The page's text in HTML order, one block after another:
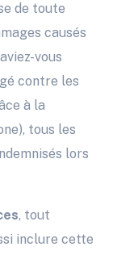
de toute
causés
vous
contre les
à la
tous les
lors
, tout
inclure cette